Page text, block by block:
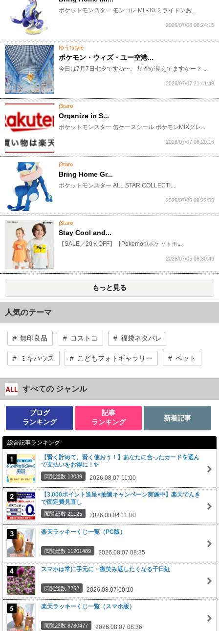
​ポケットモンスター モンコレ ML-30 ミライドンお...
2026/07/08 08:24:15
ゆう*style
ポケモン・ウィズ・ユー空港...
今日は7月7日七夕ですね〜。 星空が見えてますかー？ ...
2026/07/07 21:41:49
j3taro
Organize in S...
​ポケットモンスター 缶ケースシール ポケモンMIXグレ...
2026/07/07 08:20:16
j3taro
Bring Home Gr...
​ポケットモンスター ALL STAR COLLECTI...
2026/07/06 08:22:55
j3taro
Stay Cool and...
​【SALE／20％OFF】【Pokemon/ポケットモ...
2026/07/05 08:30:49
もっと見る
人気のテーマ
無印良品 コストコ 福袋ネタバレ
ミキハウス こどもフォトギャラリー ペット
すべての ジャンル
ブログ
ランキング
記事
ランキング
新着記事
総合記事ランキング
【賢く貯めて、賢く使おう！】あなたに合ったカードを選ん
で支払いをお得に！✨
閲覧総数 13089 2026.08.07 11:00
【3,000ポイント進呈×抽選キャンペーン実施中】楽天でんき
で固定費見直し
閲覧総数 21125 2026.08.04 11:00
楽天ラッキーくじ一覧（PC版）
閲覧総数 11201489 2026.08.07 08:35
スマホは常に手元に・微笑み返したくなる千日紅
閲覧総数 2262 2026.08.07 00:10
楽天ラッキーくじ一覧（スマホ版）
閲覧総数 8780477 2026.08.07 08:36